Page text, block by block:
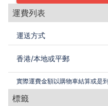
運費列表
運送方式
香港/本地或平郵
實際運費金額以購物車結算或是
標籤